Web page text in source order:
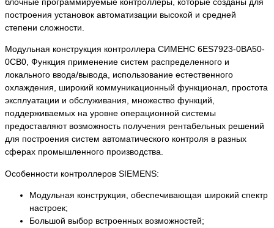
построения установок автоматизации высокой и средней
степени сложности.
Модульная конструкция контроллера СИМЕНС 6ES7923-0BA50-
0CB0, Функция применение систем распределенного и
локального ввода/вывода, использование естественного
охлаждения, широкий коммуникационный функционал, простота
эксплуатации и обслуживания, множество функций,
поддерживаемых на уровне операционной системы
предоставляют возможность получения рентабельных решений
для построения систем автоматического контроля в разных
сферах промышленного производства.
Особенности контроллеров SIEMENS:
Модульная конструкция, обеспечивающая широкий спектр
настроек;
Большой выбор встроенных возможностей;